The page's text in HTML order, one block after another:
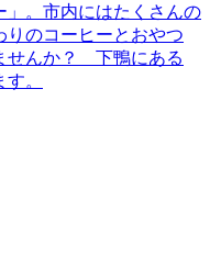
」。市内にはたくさんの
りのコーヒーとおやつ
せんか？ 下鴨にある
。